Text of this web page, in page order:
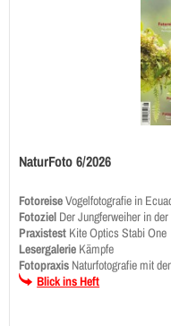
NaturFoto 6/2026
FotoreiseVogelfotografie in
Fotoziel Der Jungferweiher in
Praxistest Kite Optics Stabi One
Lesergalerie Kämpfe
Fotopraxis Naturfotografie mit
Blick ins Heft